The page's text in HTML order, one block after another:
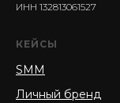
ИНН 132813061527
КЕЙСЫ
SMM
Личный бренд